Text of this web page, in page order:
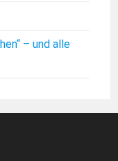
– und alle